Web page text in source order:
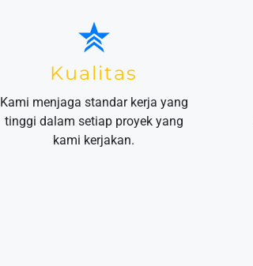
Kualitas
Kami menjaga standar kerja yang
tinggi dalam setiap proyek yang
kami kerjakan.